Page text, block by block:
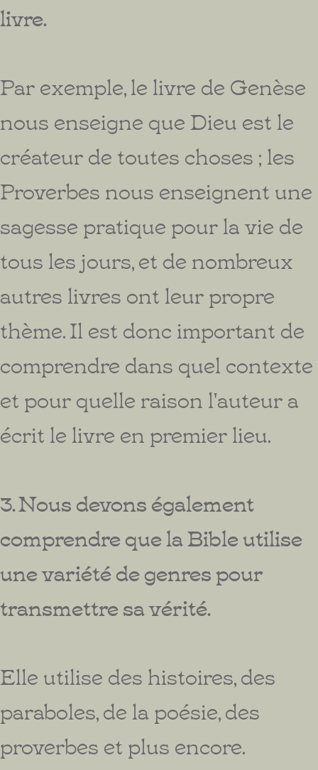
livre.
Par exemple, le livre de Genèse
nous enseigne que Dieu est le
créateur de toutes choses ; les
Proverbes nous enseignent une
sagesse pratique pour la vie de
tous les jours, et de nombreux
autres livres ont leur propre
thème. Il est donc important de
comprendre dans quel contexte
et pour quelle raison l'auteur a
écrit le livre en premier lieu.
3. Nous devons également
comprendre que la Bible utilise
une variété de genres pour
transmettre sa vérité.
Elle utilise des histoires, des
paraboles, de la poésie, des
proverbes et plus encore.